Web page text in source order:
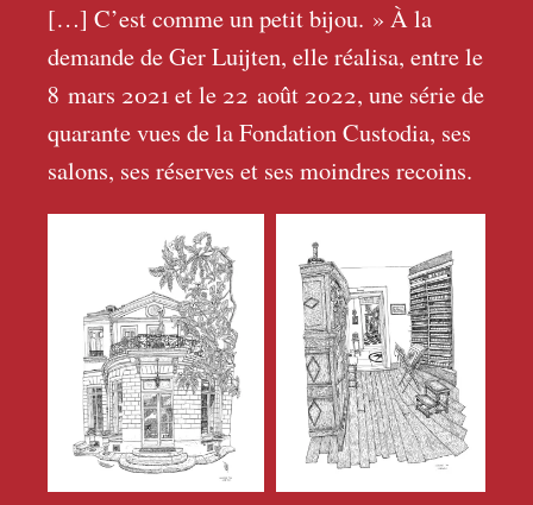
[…] C’est comme un petit bijou. » À la
demande de Ger Luijten, elle réalisa, entre le
8 mars 2021 et le 22 août 2022, une série de
quarante vues de la Fondation Custodia, ses
salons, ses réserves et ses moindres recoins.